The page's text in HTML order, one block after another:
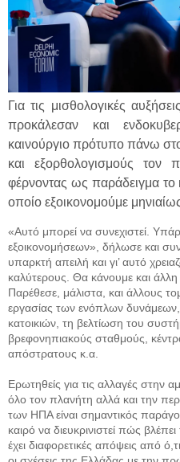
Για τις μισθολογικές
προκάλεσαν και
καινούργιο πρότυπο πάνω
και εξορθολογισμούς τον
φέρνοντας ως παράδειγμα
οποίο εξοικονομούμε
«Αυτό μπορεί να συνεχιστεί.
εξοικονομήσεων», δήλωσε και
υπαρκτή απειλή και γι’ αυτό
καλύτερους. Θα κάνουμε και
Παρέθεσε, μάλιστα, και άλλους
εργασίας των ενόπλων
κατοικιών, τη βελτίωση του
βρεφονηπιακούς σταθμούς,
απόστρατους κ.α.
Ερωτηθείς για τις αλλαγές στην
όλο τον πλανήτη αλλά και την
των ΗΠΑ είναι σημαντικός
καιρό να διευκρινιστεί πώς
έχει διαφορετικές απόψεις από